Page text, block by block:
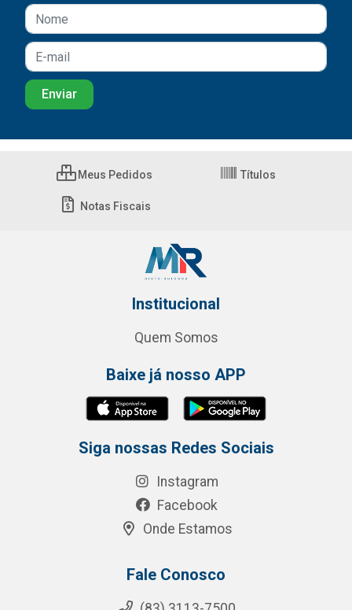
Meus Pedidos Títulos
Notas Fiscais
Institucional
Quem Somos
Baixe já nosso APP
Siga nossas Redes Sociais
Instagram
Facebook
Onde Estamos
Fale Conosco